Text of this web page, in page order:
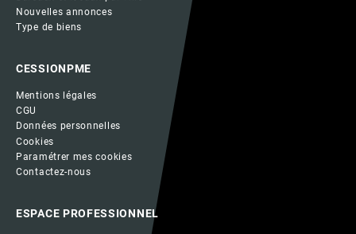
Nouvelles annonces
Type de biens
CESSIONPME
Mentions légales
CGU
Données personnelles
Cookies
Paramétrer mes cookies
Contactez-nous
ESPACE PROFESSIONNEL